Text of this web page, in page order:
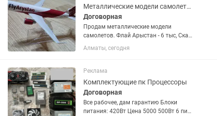
Металлические модели самолетов
Договорная
Продам металлические модели
самолетов. Флай Арыстан - 6 тыс, Скат
- 6 тыс, Эйр Астана - 4,5 тыс, самолеты
20 см с шассии - 5000 тг., 47 см - 20 тыс
военные...
Алматы, сегодня
Реклама
Комплектующие пк Процессоры
Договорная
Все рабочее, дам гарантию Блоки
питания: 420Вт Цена 5000 500Вт 6 пин.